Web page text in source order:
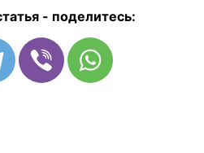
- поделитесь: